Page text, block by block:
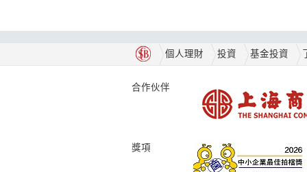
個人理財 投資 基金投資
合作伙伴
獎項